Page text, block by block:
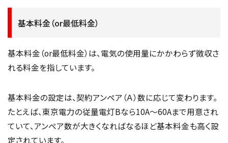
基本料金（or最低料金）
基本料金（or最低料金）は、電気の使用量にかかわらず徴収さ
れる料金を指しています。
基本料金の設定は、契約アンペア（Ａ）数に応じて変わります。
たとえば、東京電力の従量電灯Bなら10A～60Aまで用意され
ていて、アンペア数が大きくなればなるほど基本料金も高く設
定されています。